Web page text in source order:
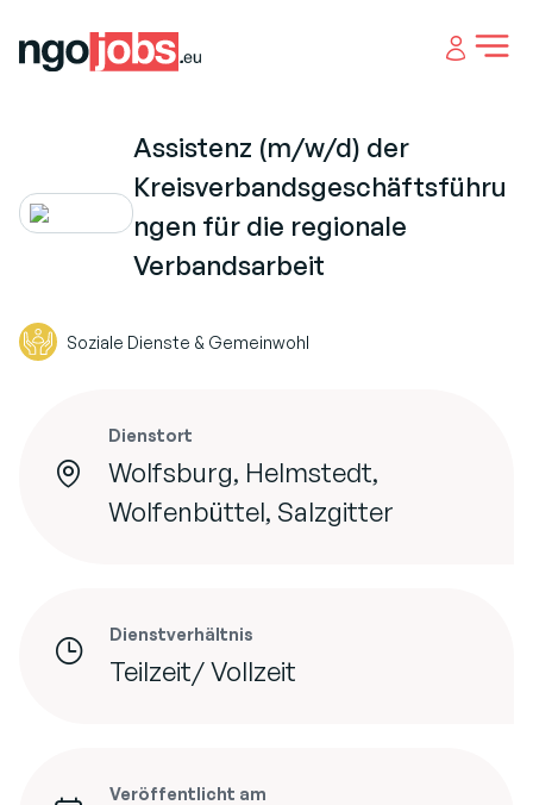
Open
Assistenz (m/w/d) der
Kreisverbandsgeschäftsführu
ngen für die regionale
Verbandsarbeit
Soziale Dienste & Gemeinwohl
Dienstort
Wolfsburg, Helmstedt,
Wolfenbüttel, Salzgitter
Dienstverhältnis
Teilzeit/ Vollzeit
Veröffentlicht am